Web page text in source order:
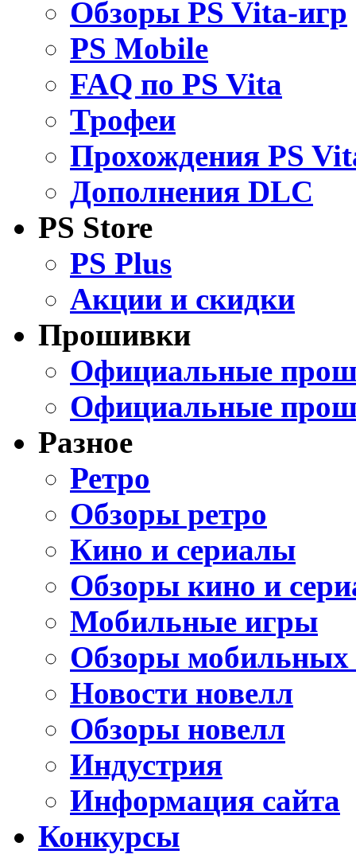
Обзоры PS Vita-игр
PS Mobile
FAQ по PS Vita
Трофеи
Прохождения PS
Дополнения DLC
PS Store
PS Plus
Акции и скидки
Прошивки
Официальные
Официальные
Разное
Ретро
Обзоры ретро
Кино и сериалы
Обзоры кино и
Мобильные игры
Обзоры мобильных
Новости новелл
Обзоры новелл
Индустрия
Информация сайта
Конкурсы